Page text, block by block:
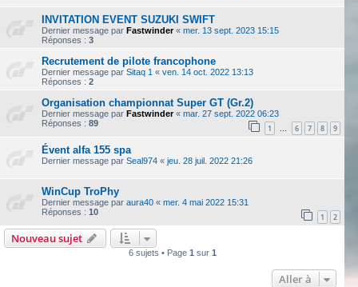
INVITATION EVENT SUZUKI SWIFT
Dernier message par Fastwinder« mer. 13 sept. 2023 15:15
Réponses : 3
Recrutement de pilote francophone
Dernier message par Sitaq 1 « ven. 14 oct. 2022 13:13
Réponses : 2
Organisation championnat Super GT (Gr.2)
Dernier message par Fastwinder« mar. 27 sept. 2022 06:23
Réponses : 89 1 … 6 7 8 9
Évent alfa 155 spa
Dernier message par Seal974 « jeu. 28 juil. 2022 21:26
WinCup TroPhy
Dernier message par aura40 « mer. 4 mai 2022 15:31
Réponses : 10 1 2
Nouveau sujet
6 sujets • Page 1 sur 1
Aller à